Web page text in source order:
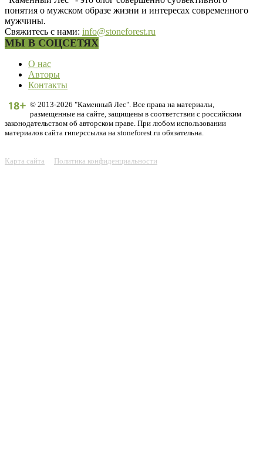
понятия о мужском образе жизни и интересах современного
мужчины.
Свяжитесь с нами: info@stoneforest.ru
МЫ В СОЦСЕТЯХ
О нас
Авторы
Контакты
© 2013-2026 "Каменный Лес". Все права на материалы,
размещенные на сайте, защищены в соответствии с российским
законодательством об авторском праве. При любом использовании
материалов сайта гиперссылка на stoneforest.ru обязательна.
Карта сайта Политика конфиденциальности